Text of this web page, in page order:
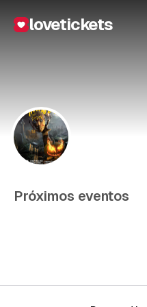
lovetickets
Próximos eventos